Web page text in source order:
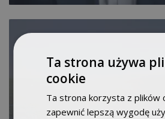
Ta strona używa
cookie
Ta strona korzysta z plików
zapewnić lepszą wygodę